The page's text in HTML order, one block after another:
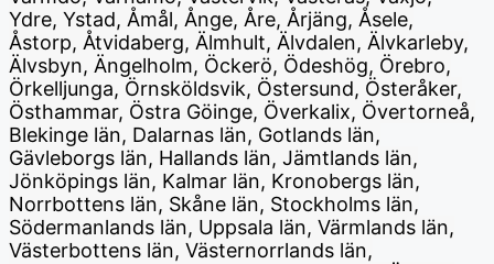
Ydre, Ystad, Åmål, Ånge, Åre, Årjäng, Åsele,
Åstorp, Åtvidaberg, Älmhult, Älvdalen, Älvkarleby,
Älvsbyn, Ängelholm, Öckerö, Ödeshög, Örebro,
Örkelljunga, Örnsköldsvik, Östersund, Österåker,
Östhammar, Östra Göinge, Överkalix, Övertorneå,
Blekinge län, Dalarnas län, Gotlands län,
Gävleborgs län, Hallands län, Jämtlands län,
Jönköpings län, Kalmar län, Kronobergs län,
Norrbottens län, Skåne län, Stockholms län,
Södermanlands län, Uppsala län, Värmlands län,
Västerbottens län, Västernorrlands län,